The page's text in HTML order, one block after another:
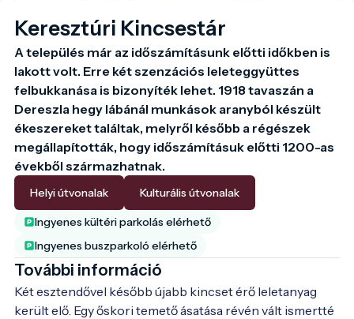
Keresztúri Kincsestár
A település már az időszámításunk előtti időkben is
lakott volt. Erre két szenzációs leleteggyüttes
felbukkanása is bizonyíték lehet. 1918 tavaszán a
Dereszla hegy lábánál munkások aranyból készült
ékeszereket találtak, melyről később a régészek
megállapították, hogy időszámításuk előtti 1200-as
évekből származhatnak.
Helyi útvonalak Kulturális útvonalak
Ingyenes kültéri parkolás elérhető
Ingyenes buszparkoló elérhető
További információ
Két esztendővel később újabb kincset érő leletanyag
került elő. Egy őskori temető ásatása révén vált ismertté